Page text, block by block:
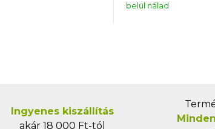
belül nálad
Ingyenes kiszállítás
akár 18 000 Ft-tól